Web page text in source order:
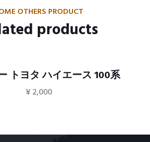
OTHERS PRODUCT
products
トヨタ ハイエース 100系
¥2,000